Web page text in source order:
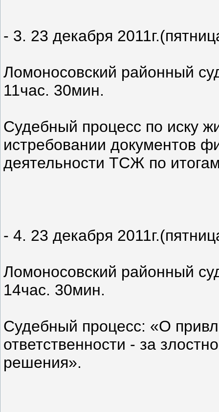
- 3. 23 декабря
Ломоносовский районный
11час. 30мин.
Судебный процесс по иску
истребовании документов
деятельности ТСЖ по
- 4. 23 декабря
Ломоносовский районный
14час. 30мин.
Судебный процесс: «О
ответственности - за
решения».